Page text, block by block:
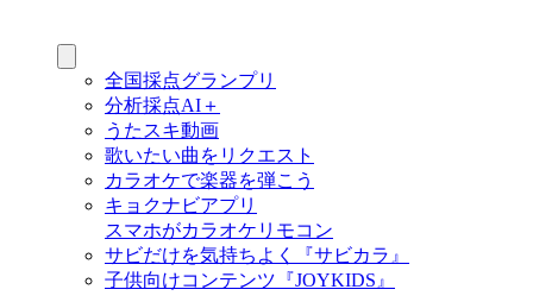
全国採点グランプリ
分析採点AI＋
うたスキ動画
歌いたい曲をリクエスト
カラオケで楽器を弾こう
キョクナビアプリ
スマホがカラオケリモコン
サビだけを気持ちよく『サビカラ』
子供向けコンテンツ『JOYKIDS』